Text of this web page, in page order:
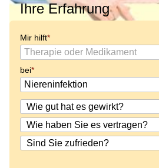
Ihre Erfahrung
Mir hilft
bei